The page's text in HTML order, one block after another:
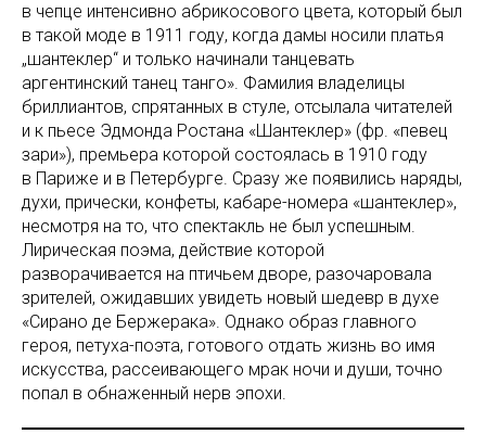
в чепце интенсивно абрикосового цвета, который был
в такой моде в 1911 году, когда дамы носили платья
„шантеклер“ и только начинали танцевать
аргентинский танец танго». Фамилия владелицы
бриллиантов, спрятанных в стуле, отсылала читателей
и к пьесе Эдмонда Ростана «Шантеклер» (фр. «певец
зари»), премьера которой состоялась в 1910 году
в Париже и в Петербурге. Сразу же появились наряды,
духи, прически, конфеты, кабаре-номера «шантеклер»,
несмотря на то, что спектакль не был успешным.
Лирическая поэма, действие которой
разворачивается на птичьем дворе, разочаровала
зрителей, ожидавших увидеть новый шедевр в духе
«Сирано де Бержерака». Однако образ главного
героя, петуха-поэта, готового отдать жизнь во имя
искусства, рассеивающего мрак ночи и души, точно
попал в обнаженный нерв эпохи.